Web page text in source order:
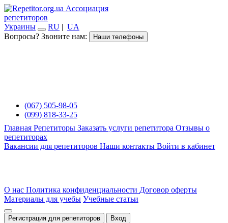
Ассоциация
репетиторов
Украины
RU | UA
Вопросы? Звоните нам:
Наши телефоны
(067) 505-98-05
(099) 818-33-25
Главная Репетиторы Заказать услуги репетитора Отзывы о
репетиторах
Вакансии для репетиторов Наши контакты Войти в кабинет
О нас Политика конфиденциальности Договор оферты
Материалы для учебы Учебные статьи
Регистрация для репетиторов Вход